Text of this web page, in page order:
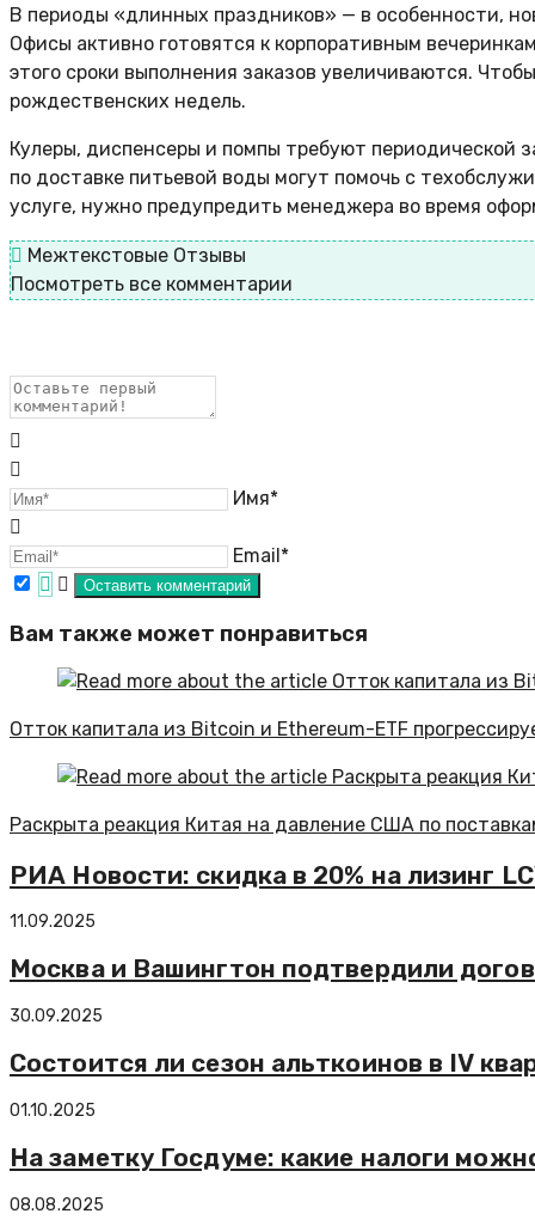
В периоды «длинных праздников» — в особенности,
Офисы активно готовятся к корпоративным
этого сроки выполнения заказов увеличиваются.
рождественских недель.
Кулеры, диспенсеры и помпы требуют периодической
по доставке питьевой воды могут помочь с
услуге, нужно предупредить менеджера во время
Межтекстовые Отзывы
Посмотреть все комментарии
Имя*
Email*
Вам также может понравиться
Отток капитала из Bitcoin и Ethereum-ETF
Раскрыта реакция Китая на давление США по
РИА Новости: скидка в 20% на лизинг
11.09.2025
Москва и Вашингтон подтвердили
30.09.2025
Состоится ли сезон альткоинов в IV
01.10.2025
На заметку Госдуме: какие налоги
08.08.2025